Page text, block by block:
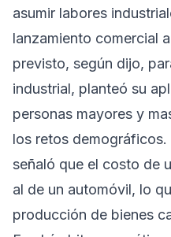
asumir labores
lanzamiento comercial
previsto, según dijo,
industrial, planteó su
personas mayores y
los retos
señaló que el costo de
al de un automóvil, lo
producción de bienes